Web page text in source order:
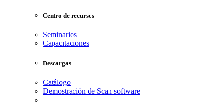
Centro de recursos
Seminarios
Capacitaciones
Descargas
Catálogo
Demostración de Scan software